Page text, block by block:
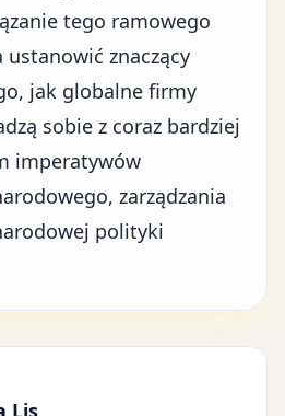
tego ramowego
znaczący
jak globalne firmy
sobie z coraz bardziej
imperatywów
zarządzania
polityki
Lis